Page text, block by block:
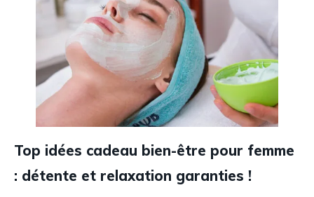
Top idées cadeau bien-être pour femme
: détente et relaxation garanties !